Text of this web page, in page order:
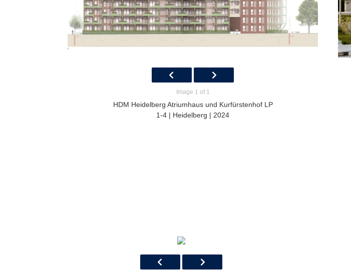
Image 1 of 1
HDM Heidelberg Atriumhaus und Kurfürstenhof LP
1-4 | Heidelberg | 2024